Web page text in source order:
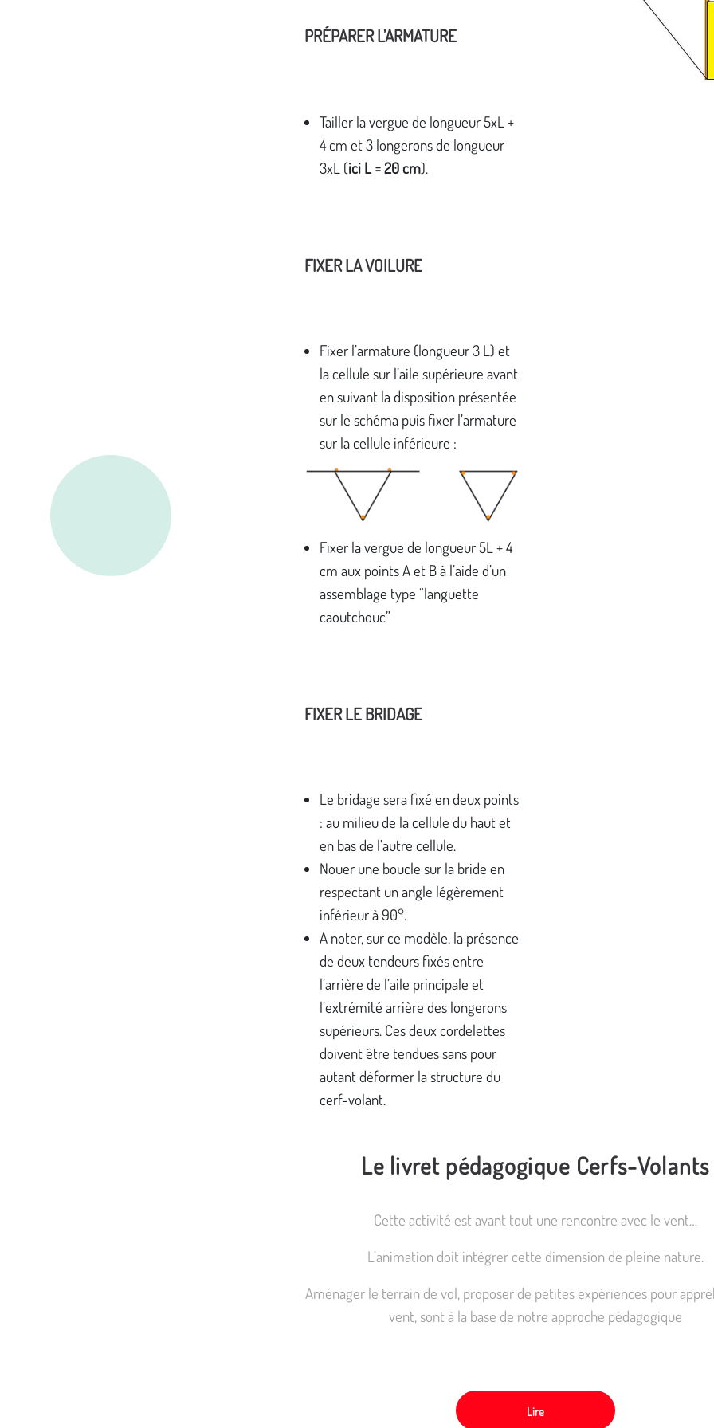
PRÉPARER L’ARMATURE
Tailler la vergue de longueur 5xL +
4 cm et 3 longerons de longueur
3xL (ici L = 20 cm).
FIXER LA VOILURE
Fixer l’armature (longueur 3 L) et
la cellule sur l’aile supérieure avant
en suivant la disposition présentée
sur le schéma puis fixer l’armature
sur la cellule inférieure :
Fixer la vergue de longueur 5L + 4
cm aux points A et B à l’aide d’un
assemblage type “languette
caoutchouc”
FIXER LE BRIDAGE
Le bridage sera fixé en deux points
: au milieu de la cellule du haut et
en bas de l’autre cellule.
Nouer une boucle sur la bride en
respectant un angle légèrement
inférieur à 90°.
A noter, sur ce modèle, la présence
de deux tendeurs fixés entre
l’arrière de l’aile principale et
l’extrémité arrière des longerons
supérieurs. Ces deux cordelettes
doivent être tendues sans pour
autant déformer la structure du
cerf-volant.
Le livret pédagogique Cerfs-Volants
Cette activité est avant tout une rencontre avec le vent…
L’animation doit intégrer cette dimension de pleine nature.
Aménager le terrain de vol, proposer de petites expériences pour
vent, sont à la base de notre approche pédagogique
Lire